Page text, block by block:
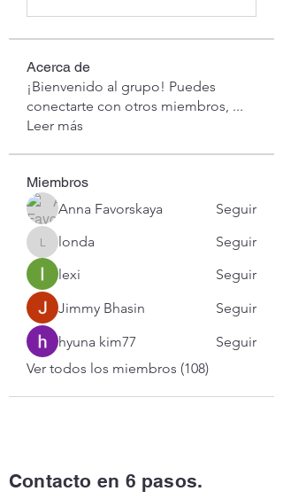
Acerca de
¡Bienvenido al grupo! Puedes
conectarte con otros miembros, ...
Leer más
Miembros
Anna Favorskaya
Seguir
londalonda
Seguir
lexi
Seguir
Jimmy Bhasin
Seguir
hyuna kim77
Seguir
Ver todos los miembros (108)
Contacto en 6 pasos.